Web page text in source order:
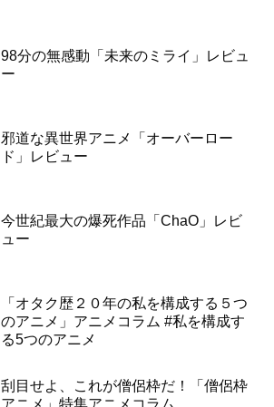
98分の無感動「未来のミライ」レビュ
ー
邪道な異世界アニメ「オーバーロー
ド」レビュー
今世紀最大の爆死作品「ChaO」レビ
ュー
「オタク歴２０年の私を構成する５つ
のアニメ」アニメコラム #私を構成す
る5つのアニメ
刮目せよ、これが僧侶枠だ！「僧侶枠
アニメ」特集アニメコラム